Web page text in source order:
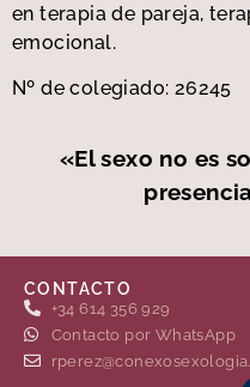
en terapia de pareja,
emocional.
Nº de colegiado: 26245
«El sexo no es
CONTACTO
+34 614 356 929
Contacto por WhatsApp